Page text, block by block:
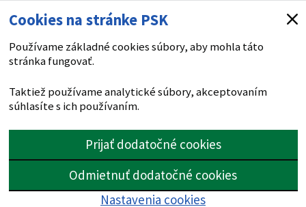
Cookies na stránke PSK
Používame základné cookies súbory, aby mohla táto
stránka fungovať.
Taktiež používame analytické súbory, akceptovaním
súhlasíte s ich používaním.
Prijať dodatočné cookies
Odmietnuť dodatočné cookies
Nastavenia cookies